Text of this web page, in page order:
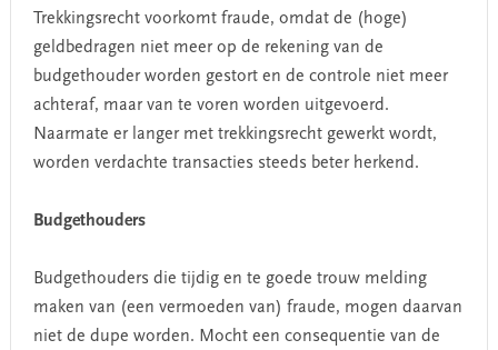
Trekkingsrecht voorkomt fraude, omdat de (hoge)
geldbedragen niet meer op de rekening van de
budgethouder worden gestort en de controle niet meer
achteraf, maar van te voren worden uitgevoerd.
Naarmate er langer met trekkingsrecht gewerkt wordt,
worden verdachte transacties steeds beter herkend.
Budgethouders
Budgethouders die tijdig en te goede trouw melding
maken van (een vermoeden van) fraude, mogen daarvan
niet de dupe worden. Mocht een consequentie van de